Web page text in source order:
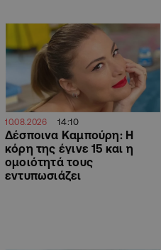
10.08.2026 14:10
Δέσποινα Καμπούρη: Η
κόρη της έγινε 15 και η
ομοιότητά τους
εντυπωσιάζει